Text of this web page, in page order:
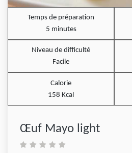
Temps de préparation
5 minutes
Niveau de difficulté
Facile
Calorie
158 Kcal
Œuf Mayo light